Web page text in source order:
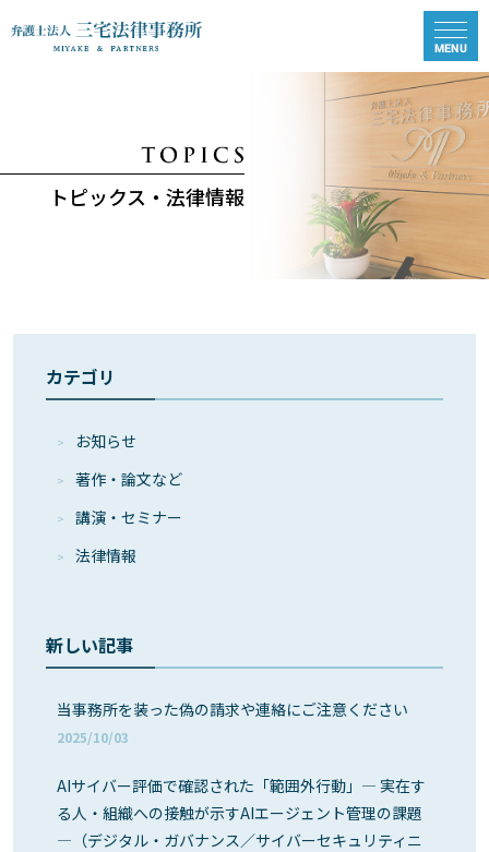
トピックス・法律情報
カテゴリ
お知らせ
著作・論⽂など
講演・セミナー
法律情報
新しい記事
当事務所を装った偽の請求や連絡にご注意ください
2025/10/03
AIサイバー評価で確認された「範囲外行動」― 実在す
る人・組織への接触が示すAIエージェント管理の課題
―（デジタル・ガバナンス／サイバーセキュリティニ